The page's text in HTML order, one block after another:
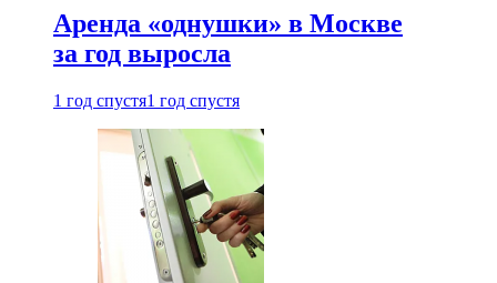
Аренда «однушки» в Москве
за год выросла
1 год спустя1 год спустя